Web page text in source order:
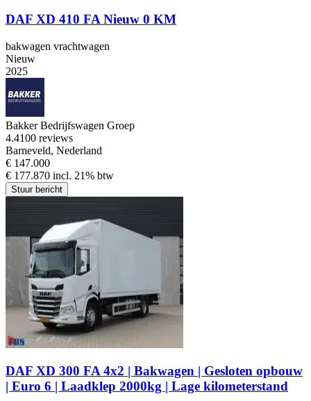
DAF XD 410 FA Nieuw 0 KM
bakwagen vrachtwagen
Nieuw
2025
Bakker Bedrijfswagen Groep
4.4100 reviews
Barneveld, Nederland
€ 147.000
€ 177.870 incl. 21% btw
Stuur bericht
DAF XD 300 FA 4x2 | Bakwagen | Gesloten opbouw
| Euro 6 | Laadklep 2000kg | Lage kilometerstand